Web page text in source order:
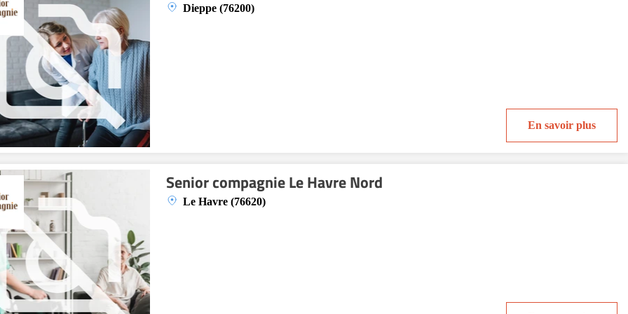
Dieppe (76200)
En savoir plus
Senior compagnie Le Havre Nord
Le Havre (76620)